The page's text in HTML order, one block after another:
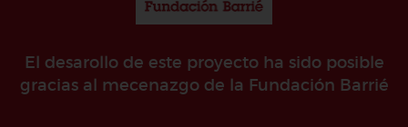
El desarollo de este proyecto ha sido posible
gracias al mecenazgo de la Fundación Barrié